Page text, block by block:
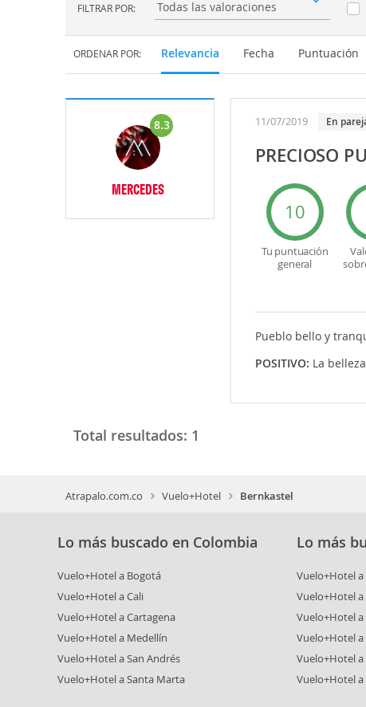
FILTRAR POR: Filtrar por:
ORDENAR POR: Relevancia Fecha Puntuación
8.3
MERCEDES
11/07/2019 En
PRECIOSO
10
Tu puntuación
general
Pueblo bello y
POSITIVO: La
Total resultados: 1
Atrapalo.com.co Vuelo+Hotel Bernkastel
Lo más buscado en Colombia
Vuelo+Hotel a Bogotá
Vuelo+Hotel a Cali
Vuelo+Hotel a Cartagena
Vuelo+Hotel a Medellín
Vuelo+Hotel a San Andrés
Vuelo+Hotel a Santa Marta
Lo más
Vuelo+Hotel
Vuelo+Hotel a
Vuelo+Hotel
Vuelo+Hotel a
Vuelo+Hotel a
Vuelo+Hotel